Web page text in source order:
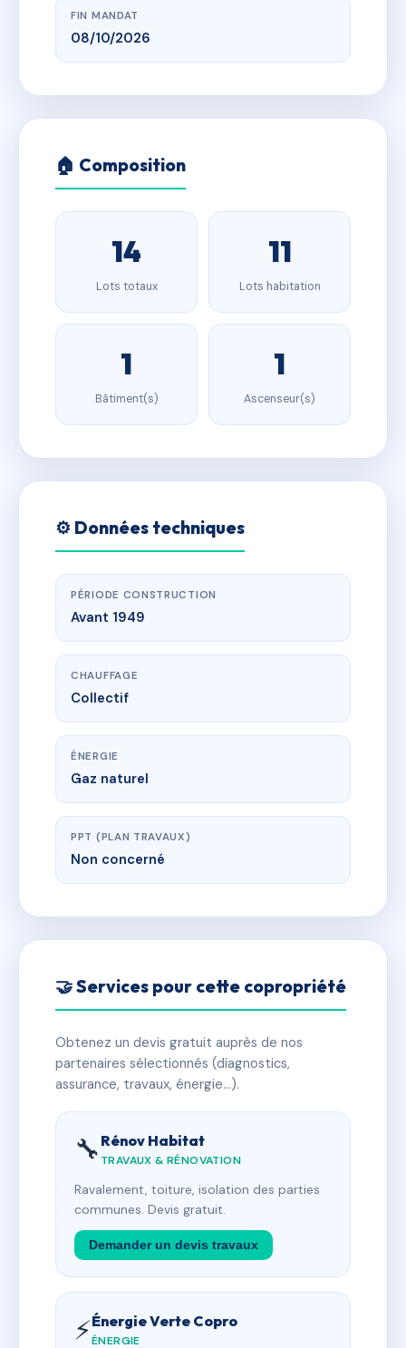
FIN MANDAT
08/10/2026
🏠 Composition
14
Lots totaux
11
Lots habitation
1
Bâtiment(s)
1
Ascenseur(s)
⚙️ Données techniques
PÉRIODE CONSTRUCTION
Avant 1949
CHAUFFAGE
Collectif
ÉNERGIE
Gaz naturel
PPT (PLAN TRAVAUX)
Non concerné
🤝 Services pour cette copropriété
Obtenez un devis gratuit auprès de nos
partenaires sélectionnés (diagnostics,
assurance, travaux, énergie…).
🔧 Rénov Habitat
TRAVAUX & RÉNOVATION
Ravalement, toiture, isolation des parties
communes. Devis gratuit.
Demander un devis travaux
⚡Énergie Verte Copro
ÉNERGIE